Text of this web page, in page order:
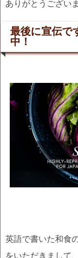
ありがとうござい
最後に宣伝で
中！
英語で書いた和食
をいただきまして